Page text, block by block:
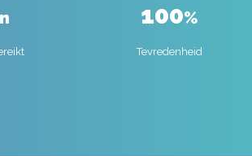
100%
Tevredenheid